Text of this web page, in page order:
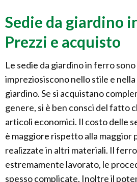
Sedie da giardino
Prezzi e acquisto
Le sedie da giardino in ferro
impreziosiscono nello stile e
giardino. Se si acquistano
genere, si è ben consci del fatto
articoli economici. Il costo delle
è maggiore rispetto alla maggior
realizzate in altri materiali. Il
estremamente lavorato, le
spesso complicate. Inoltre il